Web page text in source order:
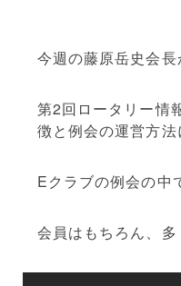
今週の藤原岳史会
第2回ロータリー情
徴と例会の運営方法
Eクラブの例会の中
会員はもちろん、多